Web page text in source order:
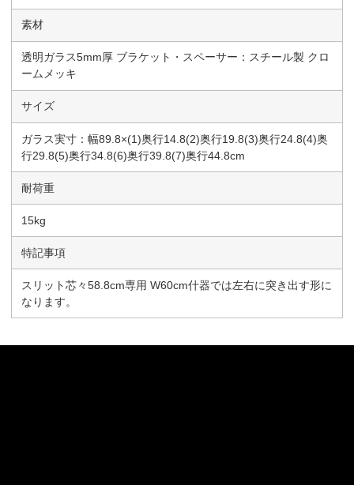
素材
透明ガラス5mm厚 ブラケット・スペーサー：スチール製 クロ
ームメッキ
サイズ
ガラス実寸：幅89.8×(1)奥行14.8(2)奥行19.8(3)奥行24.8(4)奥
行29.8(5)奥行34.8(6)奥行39.8(7)奥行44.8cm
耐荷重
15kg
特記事項
スリット芯々58.8cm専用 W60cm什器では左右に突き出す形に
なります。